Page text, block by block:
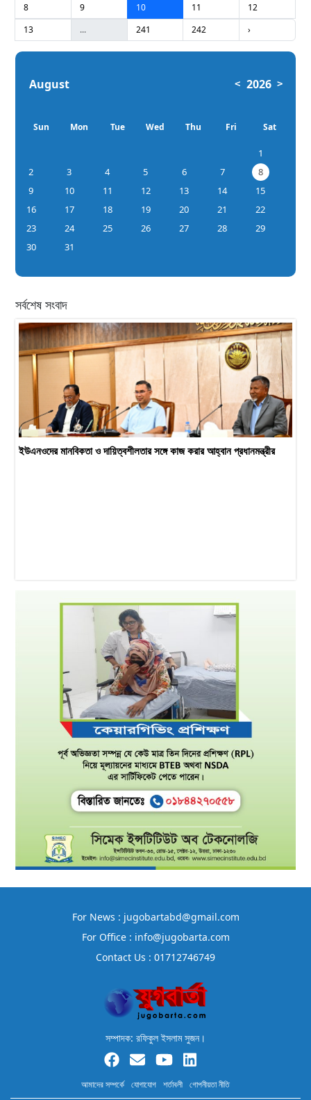
8
9 10 11
12
13
... 241 242 ›
August < 2026 >
Sun Mon Tue Wed Thu Fri Sat
1
2
3 4 5 6 7
8
9
10 11 12 13 14
15
16
17 18 19 20 21
22
23
24 25 26 27 28
29
30
31
সর্বশেষ সংবাদ
ইউএনওদের মানবিকতা ও দায়িত্বশীলতার সঙ্গে কাজ করার আহ্বান প্রধানমন্ত্রীর
For News : jugobartabd@gmail.com
For Office : info@jugobarta.com
Contact Us : 01712746749
সম্পাদক: রফিকুল ইসলাম সুজন।
আমাদের সম্পর্কে যোগাযোগ শর্তাবলী গোপনীয়তা নীতি